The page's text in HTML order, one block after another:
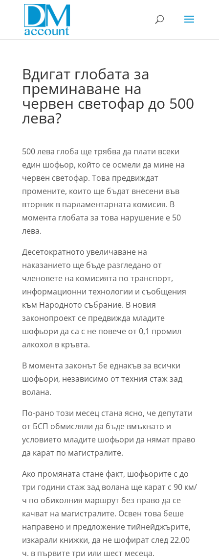
Вдигат глобата за
преминаване на
червен светофар до 500
лева?
500 лева глоба ще трябва да плати всеки
един шофьор, който се осмели да мине на
червен светофар. Това предвиждат
промените, които ще бъдат внесени във
вторник в парламентарната комисия. В
момента глобата за това нарушение е 50
лева.
Десетократното увеличаване на
наказанието ще бъде разгледано от
членовете на комисията по транспорт,
информационни технологии и съобщения
към Народното събрание. В новия
законопроект се предвижда младите
шофьори да са с не повече от 0,1 промил
алкохол в кръвта.
В момента законът бе еднакъв за всички
шофьори, независимо от техния стаж зад
волана.
По-рано този месец стана ясно, че депутати
от БСП обмисляли да бъде вмъкнато и
условието младите шофьори да нямат право
да карат по магистралите.
Ако промяната стане факт, шофьорите с до
три години стаж зад волана ще карат с 90 км/
ч по обиколния маршрут без право да се
качват на магистралите. Освен това беше
направено и предложение тийнейджърите,
изкарали книжки, да не шофират след 22.00
ч. в първите три или шест месеца.